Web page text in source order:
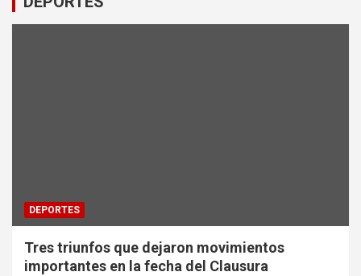
DEPORTES
Tres triunfos que dejaron movimientos
importantes en la fecha del Clausura